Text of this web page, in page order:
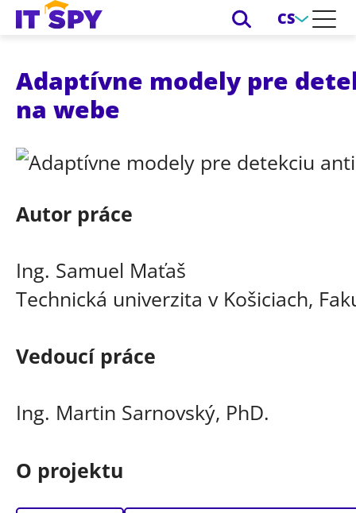
CS
Adaptívne modely pre
na webe
Autor práce
Ing. Samuel Maťaš
Technická univerzita v Košiciach,
Vedoucí práce
Ing. Martin Sarnovský, PhD.
O projektu